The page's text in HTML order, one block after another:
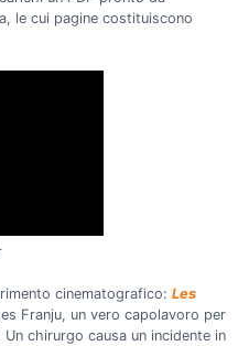
le cui pagine costituiscono
cinematografico: Les
Franju, un vero capolavoro per
chirurgo causa un incidente in